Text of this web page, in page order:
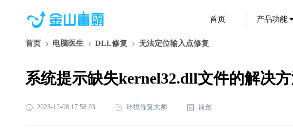
首页 产品功能
首页 电脑医生 DLL修复 无法定位输入点修复
系统提示缺失kernel32.dll文件的解决
2023-12-08 17:58:03 环境修复大师 原创